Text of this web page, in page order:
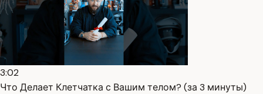
3:02
Что Делает Клетчатка с Вашим телом? (за 3 минуты)